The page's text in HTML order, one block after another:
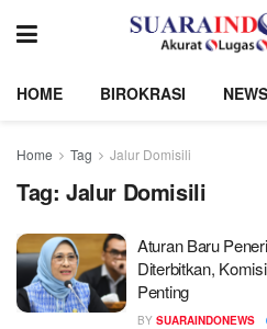
HOME BIROKRASI NEWS
Home Tag Jalur Domisili
Tag: Jalur Domisili
Aturan Baru
Diterbitkan,
Penting
BY SUARAINDONEWS